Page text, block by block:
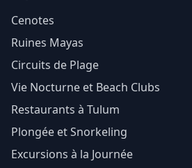
Cenotes
Ruines Mayas
Circuits de Plage
Vie Nocturne et Beach Clubs
Restaurants à Tulum
Plongée et Snorkeling
Excursions à la Journée